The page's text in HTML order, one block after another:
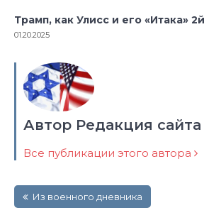
Трамп, как Улисс и его «Итака»
01.20.2025
Автор Редакция сайта
Все публикации этого автора
по Из военного дневника